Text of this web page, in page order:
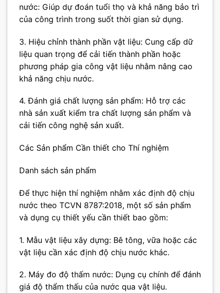
nước: Giúp dự đoán tuổi thọ và khả năng bảo trì
của công trình trong suốt thời gian sử dụng.
3. Hiệu chỉnh thành phần vật liệu: Cung cấp dữ
liệu quan trọng để cải tiến thành phần hoặc
phương pháp gia công vật liệu nhằm nâng cao
khả năng chịu nước.
4. Đánh giá chất lượng sản phẩm: Hỗ trợ các
nhà sản xuất kiểm tra chất lượng sản phẩm và
cải tiến công nghệ sản xuất.
Các Sản phẩm Cần thiết cho Thí nghiệm
Danh sách sản phẩm
Để thực hiện thí nghiệm nhằm xác định độ chịu
nước theo TCVN 8787:2018, một số sản phẩm
và dụng cụ thiết yếu cần thiết bao gồm:
1. Mẫu vật liệu xây dựng: Bê tông, vữa hoặc các
vật liệu cần xác định độ chịu nước khác.
2. Máy đo độ thấm nước: Dụng cụ chính để đánh
giá độ thẩm thấu của nước qua vật liệu.